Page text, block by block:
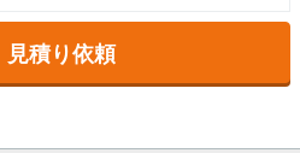
見積り依頼